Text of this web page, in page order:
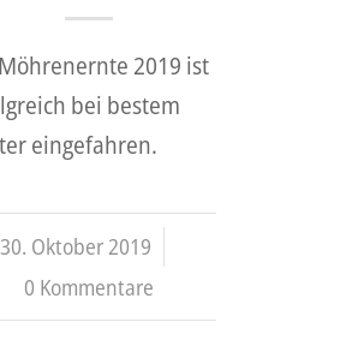
2019 ist
bei bestem
eingefahren.
30. Oktober 2019
/
0 Kommentare